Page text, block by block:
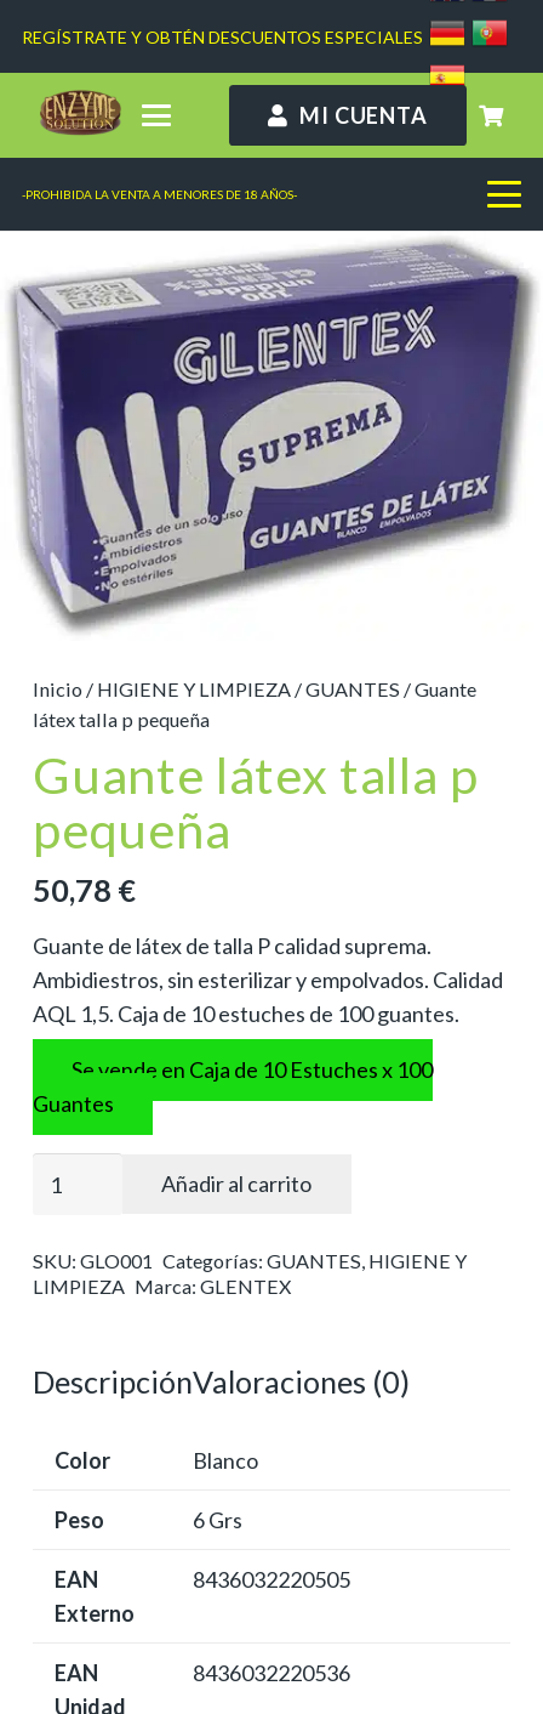
REGÍSTRATE Y OBTÉN DESCUENTOS ESPECIALES
MI CUENTA
-PROHIBIDA LA VENTA A MENORES DE 18 AÑOS-
Inicio / HIGIENE Y LIMPIEZA /GUANTES / Guante
látex talla p pequeña
Guante látex talla p
pequeña
50,78 €
Guante de látex de talla P calidad suprema.
Ambidiestros, sin esterilizar y empolvados. Calidad
AQL 1,5. Caja de 10 estuches de 100 guantes.
Se vende en Caja de 10 Estuches x 100
Guantes
p
Añadir al carrito
SKU: GLO001 Categorías:GUANTES HIGIENE Y
LIMPIEZA Marca:GLENTEX
DescripciónValoraciones (0)
Color Blanco
Peso 6 Grs
EAN
Externo
8436032220505
EAN
Unidad
8436032220536